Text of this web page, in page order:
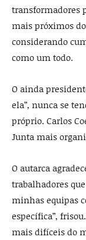
transformadores
mais próximos do
considerando
como um todo.
O ainda
ela”, nunca se
próprio. Carlos
Junta mais
O autarca
trabalhadores
minhas equipas
específica”,
mais difíceis do